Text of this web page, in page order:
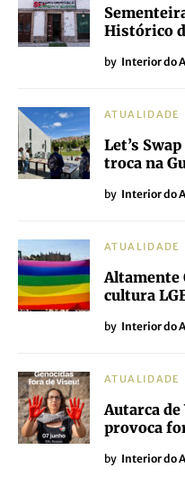
Histórico
by Interior do
ATUALIDADE
Let’s
troca na
by Interior do
ATUALIDADE
Altamente
cultura
by Interior do
ATUALIDADE
Autarca
provoca
by Interior do